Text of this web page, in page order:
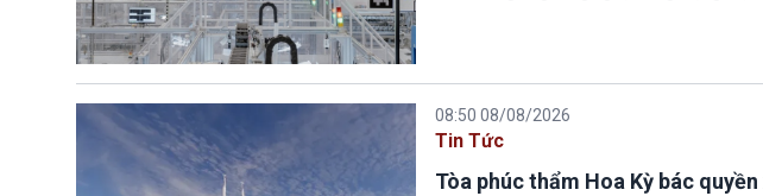
08:50 08/08/2026
Tin Tức
Tòa phúc thẩm Hoa Kỳ bác